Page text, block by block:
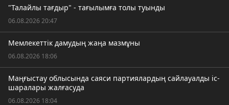
"Талайлы тағдыр" - тағылымға толы туынды
06.08.2026 20:47
Мемлекеттік дамудың жаңа мазмұны
06.08.2026 18:06
Маңғыстау облысында саяси партиялардың сайлауалды іс-
шаралары жалғасуда
06.08.2026 18:04